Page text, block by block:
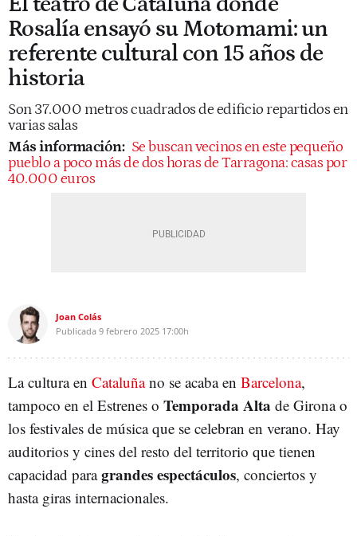
Rosalía ensayó su Motomami: un
referente cultural con 15 años de
historia
Son 37.000 metros cuadrados de edificio repartidos en
varias salas
Más información: Se buscan vecinos en este pequeño
pueblo a poco más de dos horas de Tarragona: casas por
40.000 euros
Joan Colás
Publicada 9 febrero 2025 17:00h
La cultura en Cataluñano se acaba en Barcelona,
tampoco en el Estrenes o Temporada Alta de Girona o
los festivales de música que se celebran en verano. Hay
auditorios y cines del resto del territorio que tienen
capacidad paragrandes espectáculos, conciertos y
hasta giras internacionales.